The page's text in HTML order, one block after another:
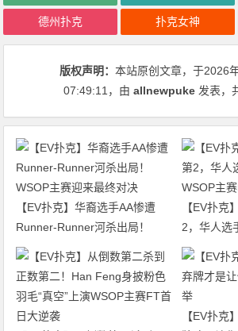
德州扑克 扑克女神
版权声明：本站原创文章，于2026
07:49:11，由allnewpuke 发表，
【EV扑克】华裔选手AA惨遭
Runner-Runner河杀出局！
WSOP主赛迎来最终对决
【EV扑克
2，华人选
主赛FT逆袭
【EV扑克